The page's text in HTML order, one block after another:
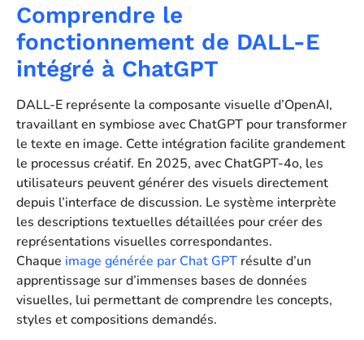
Comprendre le
fonctionnement de DALL-E
intégré à ChatGPT
DALL-E représente la composante visuelle d’OpenAI,
travaillant en symbiose avec ChatGPT pour transformer
le texte en image. Cette intégration facilite grandement
le processus créatif. En 2025, avec ChatGPT-4o, les
utilisateurs peuvent générer des visuels directement
depuis l’interface de discussion. Le système interprète
les descriptions textuelles détaillées pour créer des
représentations visuelles correspondantes.
Chaque image générée par Chat GPT résulte d’un
apprentissage sur d’immenses bases de données
visuelles, lui permettant de comprendre les concepts,
styles et compositions demandés.